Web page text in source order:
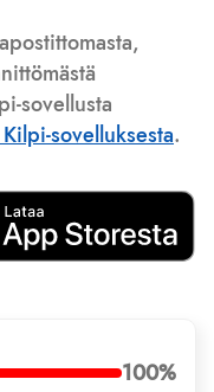
sovellusta
sovelluksesta.
100%